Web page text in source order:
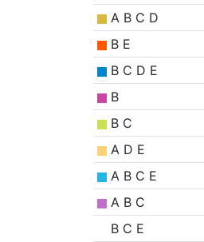
A B C D
B E
B C D E
B
B C
A D E
A B C E
A B C
B C E